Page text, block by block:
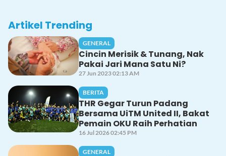
Artikel Trending
GENERAL
Cincin Merisik & Tunang, Nak
Pakai Jari Mana Satu Ni?
27 Jun 2023 02:13 AM
BERITA
THR Gegar Turun Padang
Bersama UiTM United II, Bakat
Pemain OKU Raih Perhatian
16 Jul 2026 02:45 PM
GENERAL